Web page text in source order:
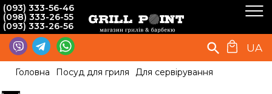
(093) 333-56-46
(098) 333-26-55
(093) 333-26-56
UA
Головна Посуд для гриля Для сервірування